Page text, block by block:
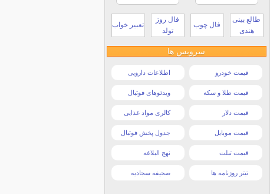
طالع بینی
هندی
فال چوب
فال روز
تولد
تعبیر خواب
سرویس ها
قیمت خودرو اطلاعات دارویی
قیمت طلا و سکه ویدئوهای فوتبال
قیمت دلار کالری مواد غذایی
قیمت موبایل جدول پخش فوتبال
قیمت تبلت نهج البلاغه
تیتر روزنامه ها صحیفه سجادیه